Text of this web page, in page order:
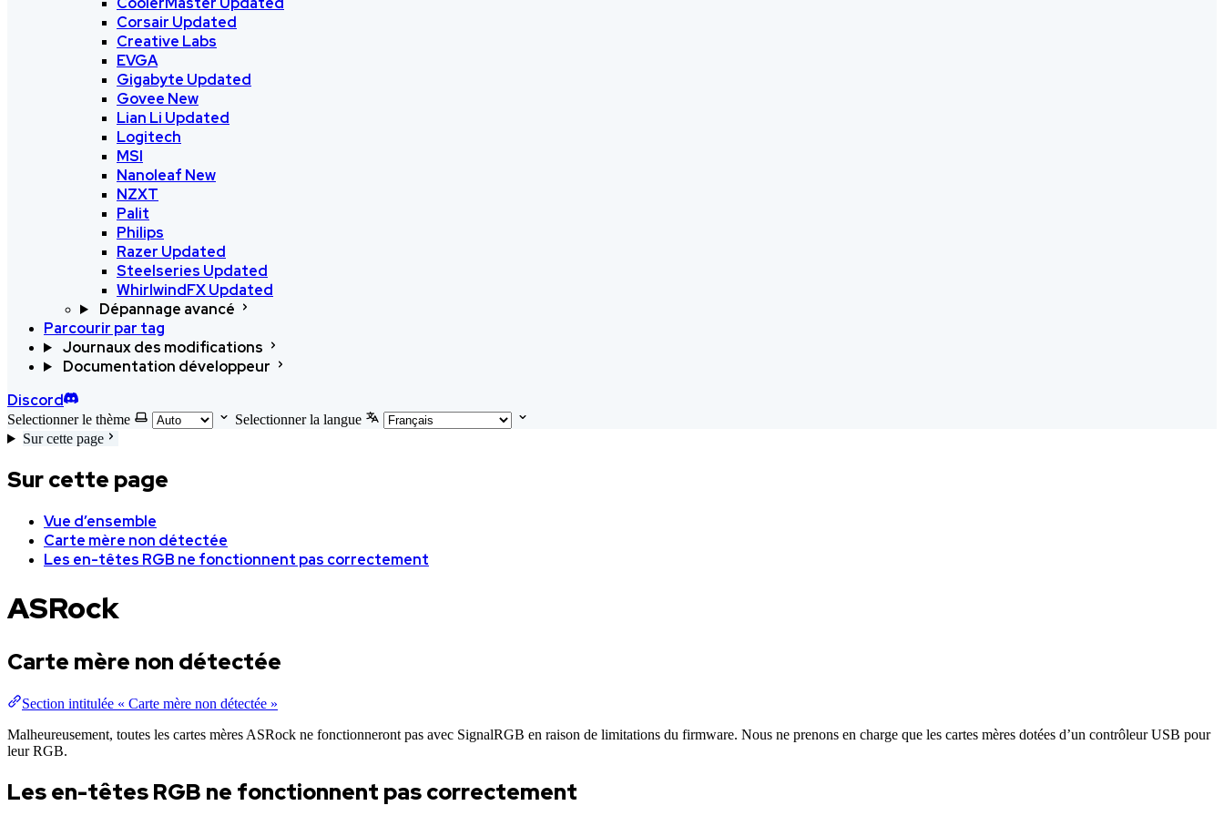
Corsair Updated
Creative Labs
EVGA
Gigabyte Updated
Govee New
Lian Li Updated
Logitech
MSI
Nanoleaf New
NZXT
Palit
Philips
Razer Updated
Steelseries Updated
WhirlwindFXUpdated
Dépannage avancé
Parcourir par tag
Journaux des modifications
Documentation développeur
Discord
Selectionner le thème
Selectionner la langue
Sur cette page
Sur cette page
Vue d’ensemble
Carte mère non détectée
Les en-têtes RGB ne fonctionnent pas correctement
ASRock
Carte mère non détectée
Section intitulée « Carte mère non détectée »
Malheureusement, toutes les cartes mères ASRock ne fonctionneront pas avec SignalRGB en raison de limitations du firmware. Nous ne prenons en charge que les cartes mères dotées d’un contrôleur USB pour
leur RGB.
Les en-têtes RGB ne fonctionnent pas correctement